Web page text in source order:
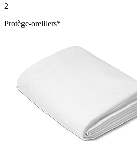
2
Protège-oreillers*